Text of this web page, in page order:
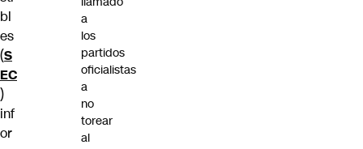
bl
es
(S
EC
)
inf
or
a
los
partidos
oficialistas
a
no
torear
al